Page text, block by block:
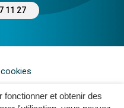
et obtenir des
11 27